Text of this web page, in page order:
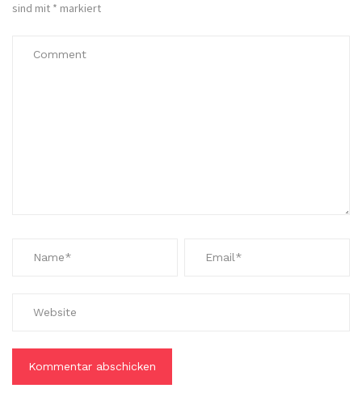
sind mit * markiert